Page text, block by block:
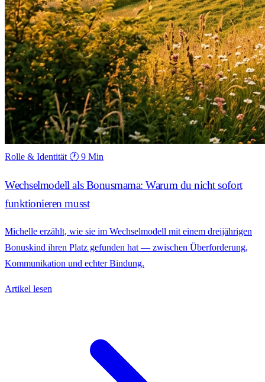
Rolle & Identität 🕐 9 Min
Wechselmodell als Bonusmama: Warum du nicht sofort
funktionieren musst
Michelle erzählt, wie sie im Wechselmodell mit einem dreijährigen
Bonuskind ihren Platz gefunden hat — zwischen Überforderung,
Kommunikation und echter Bindung.
Artikel lesen